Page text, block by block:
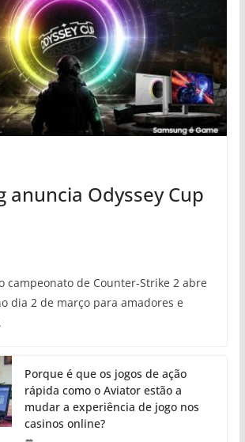
anuncia Odyssey Cup
campeonato de Counter-Strike 2 abre
dia 2 de março para amadores e
Porque é que os jogos de ação
rápida como o Aviator estão a
mudar a experiência de jogo nos
casinos online?